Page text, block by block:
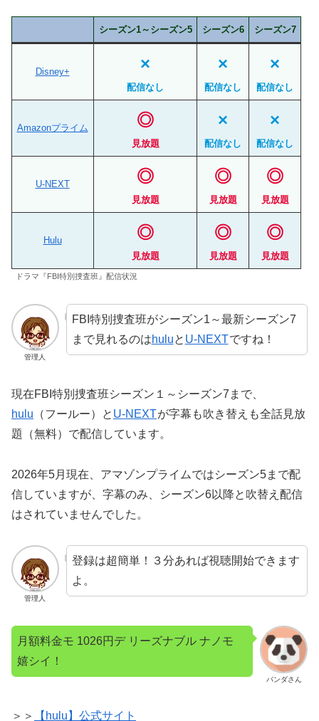
シーズン1～シーズン5 シーズン6 シーズン7
Disney+ ×
配信なし
×
配信なし
×
配信なし
Amazonプライム ◎
見放題
×
配信なし
×
配信なし
U-NEXT ◎
見放題
◎
見放題
◎
見放題
Hulu ◎
見放題
◎
見放題
◎
見放題
ドラマ『FBI特別捜査班』配信状況
管理人
FBI特別捜査班がシーズン1～最新シーズン7
まで見れるのはhuluと U-NEXTですね！
現在FBI特別捜査班シーズン１～シーズン7まで、
hulu （フールー）と U-NEXTが字幕も吹き替えも全話見放
題（無料）で配信しています。
2026年5月現在、アマゾンプライムではシーズン5まで配
信していますが、字幕のみ、シーズン6以降と吹替え配信
はされていませんでした。
管理人
登録は超簡単！３分あれば視聴開始できます
よ。
パンダさん
月額料金モ 1026円デ リーズナブル ナノモ
嬉シイ！
＞＞ 【hulu】公式サイト